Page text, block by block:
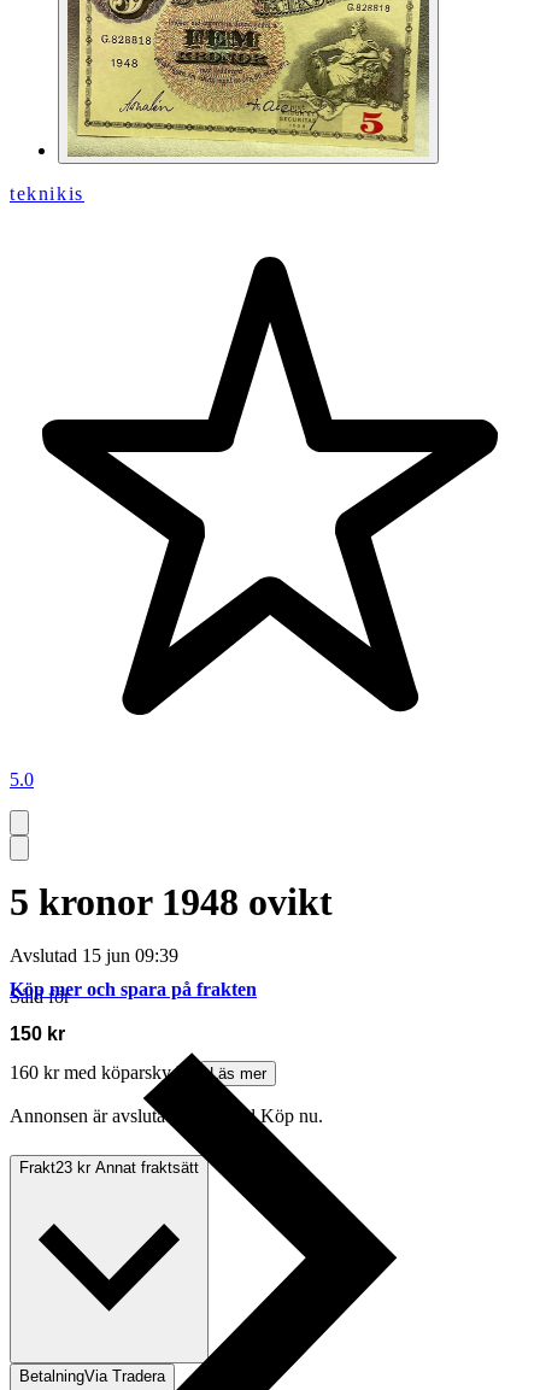
teknikis
5.0
5 kronor 1948 ovikt
Avslutad 15 jun 09:39
Såld för
150 kr
160 kr med köparskydd.
Läs mer
Annonsen är avslutad. Såld med Köp nu.
Frakt23 kr Annat fraktsätt
BetalningVia Tradera
Köp mer och spara på frakten